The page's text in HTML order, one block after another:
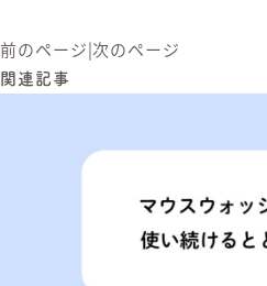
前のページ|次のページ
関連記事